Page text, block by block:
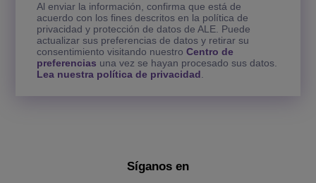
Al enviar la información, confirma que está de
acuerdo con los fines descritos en la política de
privacidad y protección de datos de ALE. Puede
actualizar sus preferencias de datos y retirar su
consentimiento visitando nuestro Centro de
preferencias una vez se hayan procesado sus datos.
Lea nuestra política de privacidad
Síganos en